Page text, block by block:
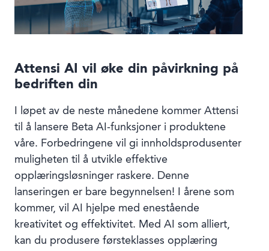
Attensi AI vil øke din påvirkning på
bedriften din
I løpet av de neste månedene kommer Attensi
til å lansere Beta AI-funksjoner i produktene
våre. Forbedringene vil gi innholdsprodusenter
muligheten til å utvikle effektive
opplæringsløsninger raskere. Denne
lanseringen er bare begynnelsen! I årene som
kommer, vil AI hjelpe med enestående
kreativitet og effektivitet. Med AI som alliert,
kan du produsere førsteklasses opplæring